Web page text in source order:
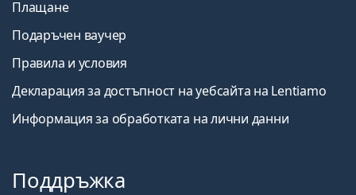
Плащане
Подаръчен ваучер
Правила и условия
Декларация за достъпност на уебсайта на Lentiamo
Информация за обработката на лични данни
Поддръжка